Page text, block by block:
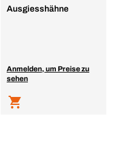
Ausgiesshähne
Anmelden, um Preise zu
sehen